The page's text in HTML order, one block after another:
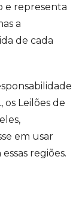
e representa
a
de cada
Leilões de
em usar
regiões.